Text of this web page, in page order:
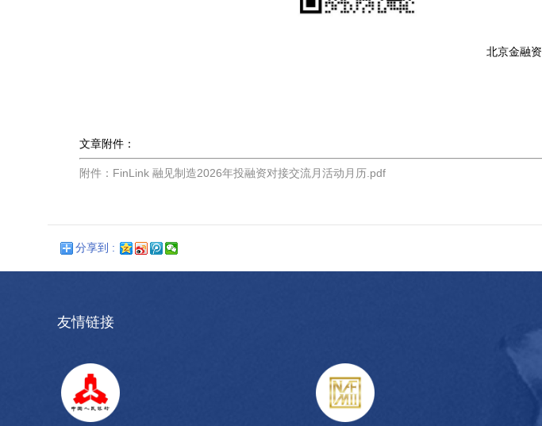
北京金融
文章附件：
附件：FinLink 融见制造2026年投融资对接交流月活动月历.pdf
分享到 :
友情链接